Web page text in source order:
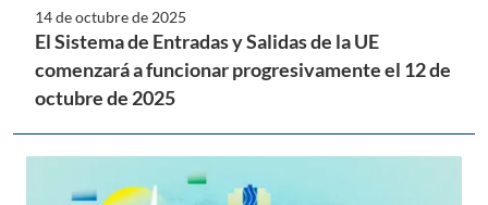
14 de octubre de 2025
El Sistema de Entradas y Salidas de la UE
comenzará a funcionar progresivamente el 12 de
octubre de 2025